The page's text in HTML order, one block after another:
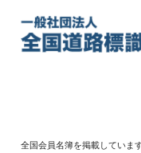
全国会員名簿を掲載しています